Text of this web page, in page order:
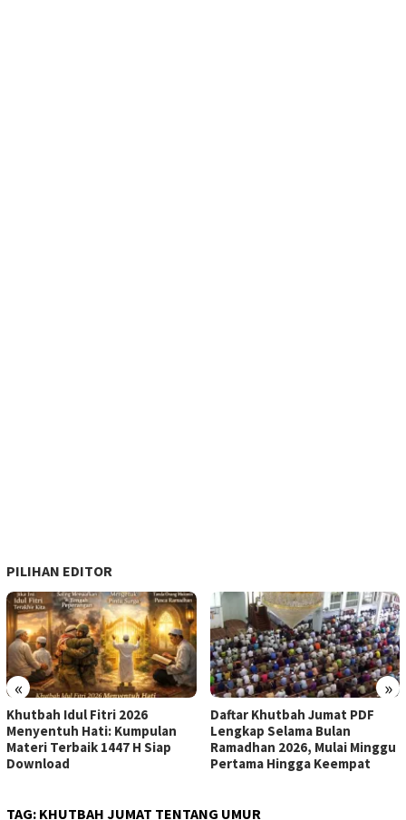
PILIHAN EDITOR
« »
Khutbah Idul Fitri 2026
Menyentuh Hati: Kumpulan
Materi Terbaik 1447 H Siap
Download
Daftar Khutbah Jumat PDF
Lengkap Selama Bulan
Ramadhan 2026, Mulai Minggu
Pertama Hingga Keempat
TAG: KHUTBAH JUMAT TENTANG UMUR